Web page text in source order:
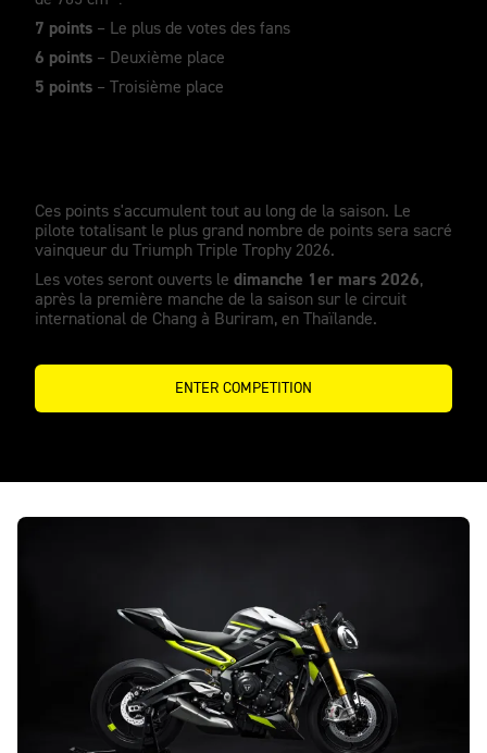
7 points – Le plus de votes des fans
6 points – Deuxième place
5 points – Troisième place
Ces points s'accumulent tout au long de la saison. Le
pilote totalisant le plus grand nombre de points sera sacré
vainqueur du Triumph Triple Trophy 2026.
Les votes seront ouverts le dimanche 1er mars 2026,
après la première manche de la saison sur le circuit
international de Chang à Buriram, en Thaïlande.
ENTER COMPETITION